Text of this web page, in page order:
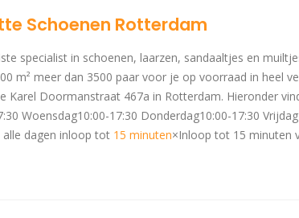
Schoenen Rotterdam
specialist in schoenen, laarzen, sandaaltjes en
m² meer dan 3500 paar voor je op voorraad in heel
Karel Doormanstraat 467a in Rotterdam. Hieronder
Woensdag10:00-17:30 Donderdag10:00-17:30
alle dagen inloop tot 15 minuten×Inloop tot 15 minuten